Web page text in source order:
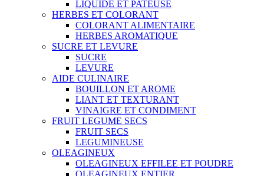
LIQUIDE ET PATEUSE
HERBES ET COLORANT
COLORANT ALIMENTAIRE
HERBES AROMATIQUE
SUCRE ET LEVURE
SUCRE
LEVURE
AIDE CULINAIRE
BOUILLON ET AROME
LIANT ET TEXTURANT
VINAIGRE ET CONDIMENT
FRUIT LEGUME SECS
FRUIT SECS
LEGUMINEUSE
OLEAGINEUX
OLEAGINEUX EFFILEE ET POUDRE
OLEAGINEUX ENTIER